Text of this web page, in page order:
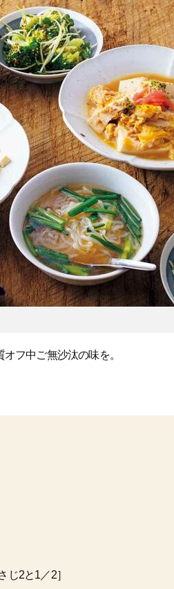
フ中ご無沙汰の味を。
2と1／2］